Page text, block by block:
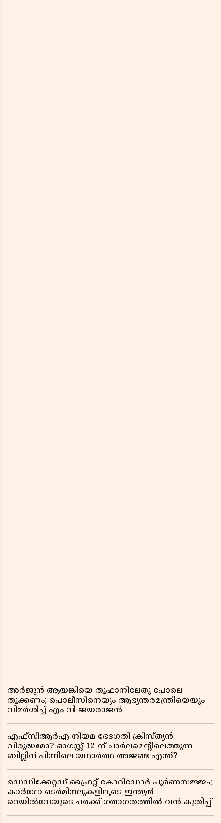
അർജുൻ ആയങ്കിയെ തൂഫാനിലേതു പോലെ
തൂക്കണം; പൊലീസിനെയും ആഭ്യന്തരമന്ത്രിയെയും
വിമർശിച്ച് എം വി ജയരാജൻ
എഫ്സിആർഎ നിയമ ഭേദഗതി ക്രിസ്ത്യൻ
വിരുദ്ധമോ? ഓഗസ്റ്റ് 12-ന് പാർലമെന്റിലെത്തുന്ന
ബില്ലിന് പിന്നിലെ യഥാർത്ഥ അജണ്ട എന്ത്?
ഡെഡിക്കേറ്റഡ് ഫ്രൈറ്റ് കോറിഡോർ പൂർണസജ്ജം;
കാർഗോ ടെർമിനലുകളിലൂടെ ഇന്ത്യൻ
റെയിൽവേയുടെ ചരക്ക് ഗതാഗതത്തിൽ വൻ കുതിപ്പ്